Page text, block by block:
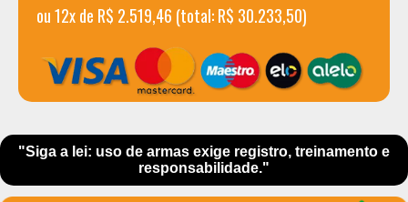
ou 12x de R$ 2.519,46 (total: R$ 30.233,50)
"Siga a lei: uso de armas exige registro, treinamento e
responsabilidade."